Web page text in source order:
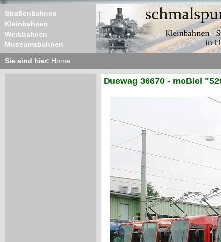
Straßenbahnen
Kleinbahnen
Werkbahnen
Museumsbahnen
Sie sind hier: Home
Duewag 36670 - moBiel